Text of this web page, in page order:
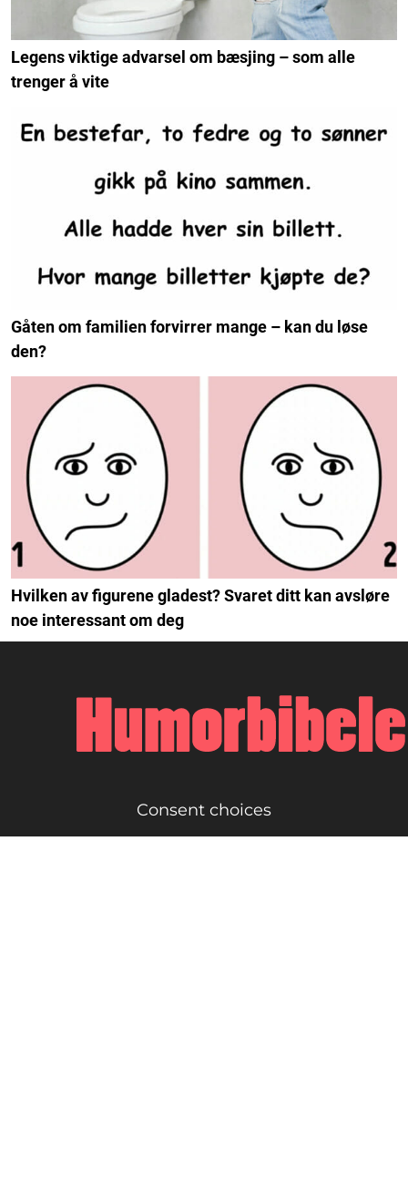
Legens viktige advarsel om bæsjing – som alle
trenger å vite
Gåten om familien forvirrer mange – kan du løse
den?
Hvilken av figurene gladest? Svaret ditt kan avsløre
noe interessant om deg
Consent choices